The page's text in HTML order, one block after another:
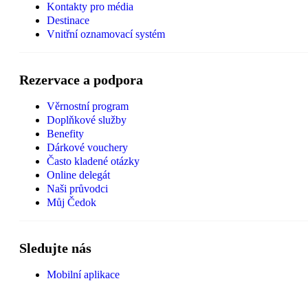
Kontakty pro média
Destinace
Vnitřní oznamovací systém
Rezervace a podpora
Věrnostní program
Doplňkové služby
Benefity
Dárkové vouchery
Často kladené otázky
Online delegát
Naši průvodci
Můj Čedok
Sledujte nás
Mobilní aplikace